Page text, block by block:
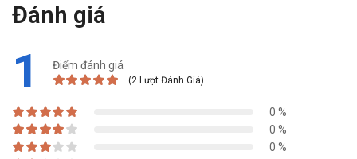
Đánh giá
1 Điểm đánh giá
(2 Lượt Đánh Giá)
0 %
0 %
0 %